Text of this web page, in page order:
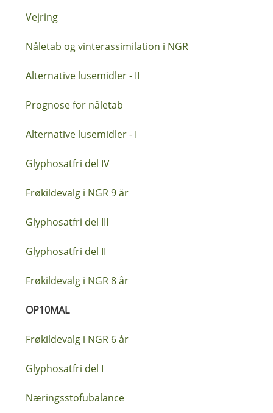
Vejring
Nåletab og vinterassimilation i NGR
Alternative lusemidler - II
Prognose for nåletab
Alternative lusemidler - I
Glyphosatfri del IV
Frøkildevalg i NGR 9 år
Glyphosatfri del III
Glyphosatfri del II
Frøkildevalg i NGR 8 år
OP10MAL
Frøkildevalg i NGR 6 år
Glyphosatfri del I
Næringsstofubalance